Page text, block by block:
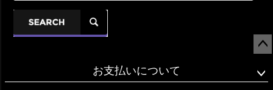
ジト
お支払いについて